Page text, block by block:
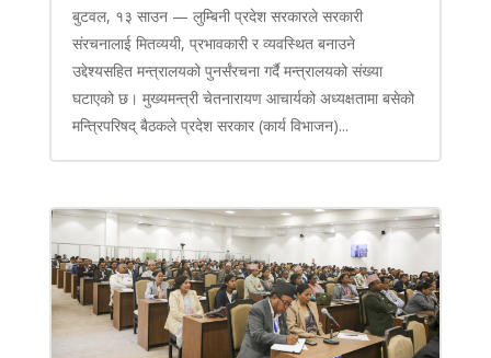
बुटवल, १३ साउन — लुम्बिनी प्रदेश सरकारले सरकारी
संरचनालाई मितव्ययी, प्रभावकारी र व्यवस्थित बनाउने
उद्देश्यसहित मन्त्रालयको पुनर्संरचना गर्दै मन्त्रालयको संख्या
घटाएको छ। मुख्यमन्त्री चेतनारायण आचार्यको अध्यक्षतामा बसेको
मन्त्रिपरिषद् बैठकले प्रदेश सरकार (कार्य विभाजन)...